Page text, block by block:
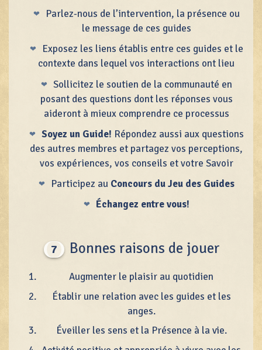
Parlez-nous de l’intervention, la présence ou
le message de ces guides
Exposez les liens établis entre ces guides et le
contexte dans lequel vos interactions ont lieu
Sollicitez le soutien de la communauté en
posant des questions dont les réponses vous
aideront à mieux comprendre ce processus
Soyez un Guide! Répondez aussi aux questions
des autres membres et partagez vos perceptions,
vos expériences, vos conseils et votre Savoir
Participez au Concours du Jeu des Guides
Échangez entre vous!
7 Bonnes raisons de jouer
Augmenter le plaisir au quotidien
Établir une relation avec les guides et les
anges.
Éveiller les sens et la Présence à la vie.